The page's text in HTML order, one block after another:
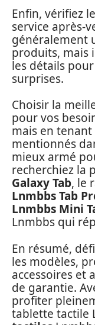
Enfin, vérifiez
service après-
généralement
produits, mais
les détails
surprises.
Choisir la
pour vos
mais en
mentionnés
mieux armé
recherchiez la
Galaxy Tab, le
Lnmbbs Tab
Lnmbbs Mini
Lnmbbs qui
En résumé,
les modèles,
accessoires et
de garantie.
profiter
tablette tactile